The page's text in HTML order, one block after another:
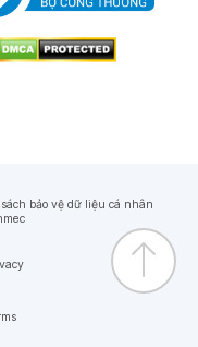
bảo vệ dữ liệu cá nhân